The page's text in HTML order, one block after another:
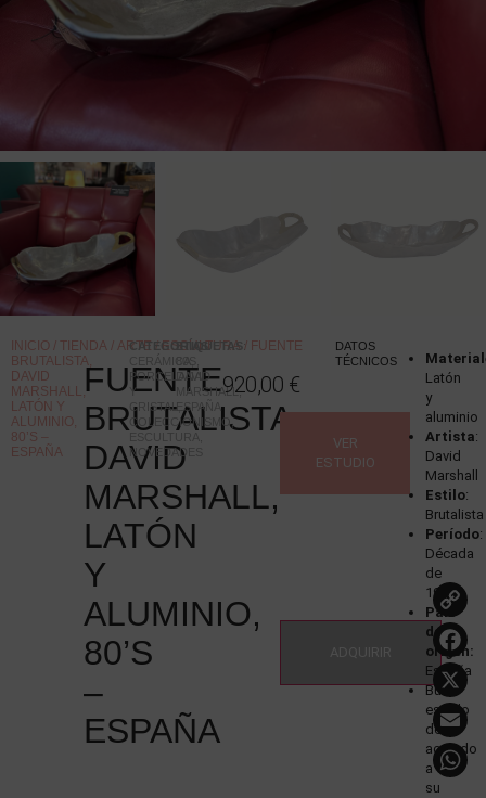
INICIO / TIENDA / ARTE / ESCULTURA / FUENTE
BRUTALISTA,
DAVID
MARSHALL,
LATÓN Y
ALUMINIO,
80’S –
ESPAÑA
FUENTE
BRUTALISTA,
DAVID
MARSHALL,
LATÓN
Y
ALUMINIO,
80’S
–
ESPAÑA
CATEGORÍAS :
PORCELANA
Y
CRISTAL
COLECCIONISMO,
NOVEDADES
ETIQUETAS :
DAVID
MARSHALL,
ESPAÑA
920,00 €
VER
ESTUDIO
DATOS
TÉCNICOS
Latón
y
aluminio
Artista:
David
Marshall
Estilo:
Brutalista
Período:
Década
de
1980
País
de
origen:
España
Buen
estado
de
acuerdo
a
su